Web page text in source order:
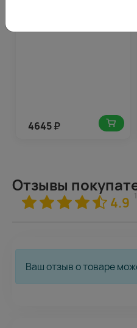
4645₽
Отзывы
4.9
Ваш отзыв о товаре